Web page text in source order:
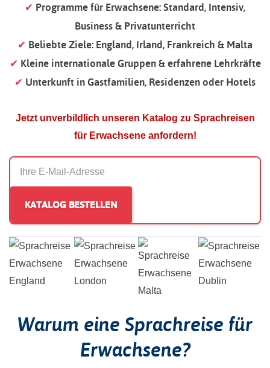
✔ Programme für Erwachsene: Standard, Intensiv,
Business & Privatunterricht
✔ Beliebte Ziele: England, Irland, Frankreich & Malta
✔ Kleine internationale Gruppen & erfahrene Lehrkräfte
✔ Unterkunft in Gastfamilien, Residenzen oder Hotels
Jetzt unverbildlich unseren Katalog zu Sprachreisen
für Erwachsene anfordern!
Warum eine Sprachreise für
Erwachsene?